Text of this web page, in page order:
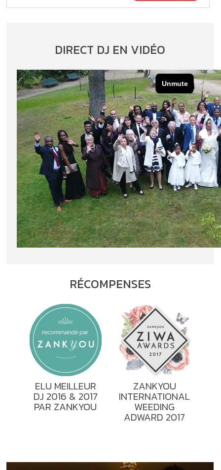
DIRECT DJ EN VIDÉO
RÉCOMPENSES
ELU MEILLEUR
DJ 2016 & 2017
PAR ZANKYOU
ZANKYOU
INTERNATIONAL
WEEDING
ADWARD 2017